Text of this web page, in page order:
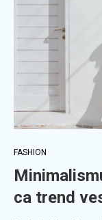
FASHION
ca trend